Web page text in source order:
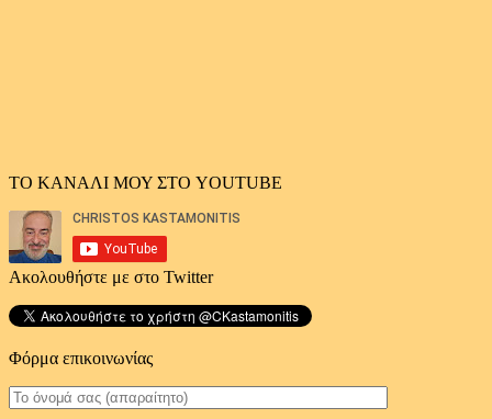
ΤΟ ΚΑΝΑΛΙ ΜΟΥ ΣΤΟ YOUTUBE
Ακολουθήστε με στο Twitter
Φόρμα επικοινωνίας